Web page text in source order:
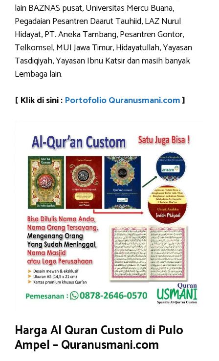
lain BAZNAS pusat, Universitas Mercu Buana,
Pegadaian Pesantren Daarut Tauhiid, LAZ Nurul
Hidayat, PT. Aneka Tambang, Pesantren Gontor,
Telkomsel, MUI Jawa Timur, Hidayatullah, Yayasan
Tasdiqiyah, Yayasan Ibnu Katsir dan masih banyak
Lembaga lain.
[ Klik di sini : Portofolio Quranusmani.com]
Harga Al Quran Custom di Pulo
Ampel – Quranusmani.com